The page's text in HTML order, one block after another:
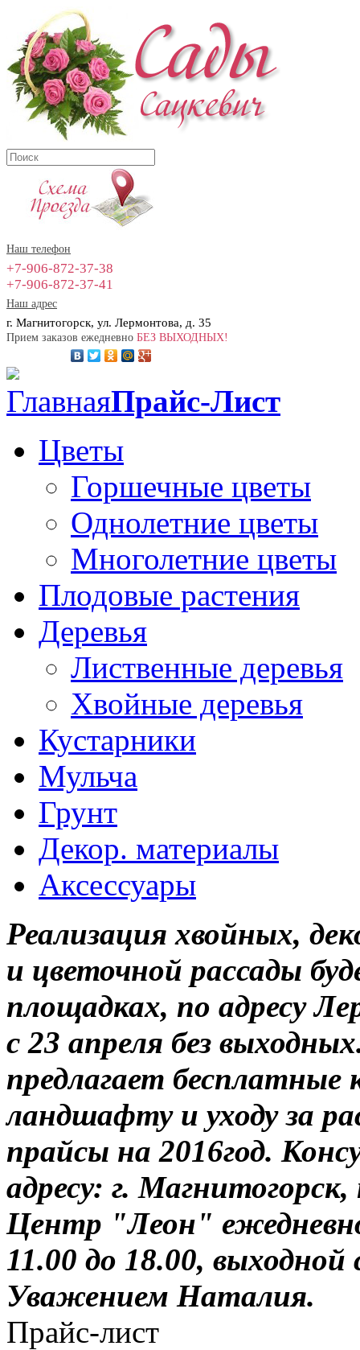
Наш телефон
+7-906-872-37-38
+7-906-872-37-41
Наш адрес
г. Магнитогорск, ул. Лермонтова, д. 35
Прием заказов ежедневно БЕЗ ВЫХОДНЫХ!
ГлавнаяПрайс-Лист
Цветы
Горшечные цветы
Однолетние цветы
Многолетние цветы
Плодовые растения
Деревья
Лиственные деревья
Хвойные деревья
Кустарники
Мульча
Грунт
Декор. материалы
Аксессуары
Реализация хвойных,
и цветочной рассады
площадках, по адресу
с 23 апреля без
предлагает бесплатные
ландшафту и уходу за
прайсы на 2016год.
адресу: г.
Центр "Леон"
11.00 до 18.00, выходной
Уважением Наталия.
Прайс-лист